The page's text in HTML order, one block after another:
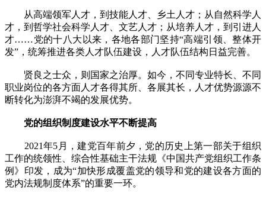
从高端领军人才，到技能人才、乡土人才；从自然科学人
才，到哲学社会科学人才、文艺人才；从培养人才，到引进人
才……党的十八大以来，各地各部门坚持“高端引领、整体开
发”，统筹推进各类人才队伍建设，人才队伍结构日益完善。
贤良之士众，则国家之治厚。如今，不同专业特长、不同
职业岗位的各方面人才各得其所、各展其长，人才优势源源不
断转化为澎湃不竭的发展优势。
党的组织制度建设水平不断提高
2021年5月，建党百年前夕，党的历史上第一部关于组织
工作的统领性、综合性基础主干法规《中国共产党组织工作条
例》印发，成为“加快形成覆盖党的领导和党的建设各方面的
党内法规制度体系”的重要一环。